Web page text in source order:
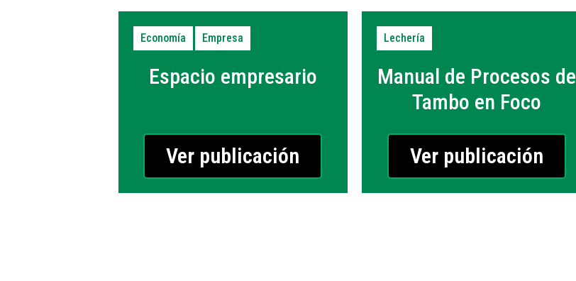
Economía Empresa
Espacio empresario
Ver publicación
Lechería
Manual de Procesos de
Tambo en Foco
Ver publicación